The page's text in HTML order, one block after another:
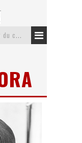
Le retour du cachemire version casual
La trousse de toilette : l’accessoire indispensable de voyage
Week-end spa en automne : quel maillot de bain choisir ?